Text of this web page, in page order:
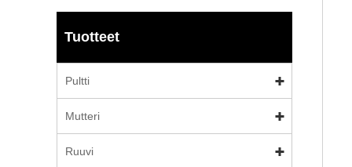
Tuotteet
Pultti
Mutteri
Ruuvi